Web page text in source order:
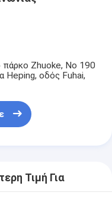
πάρκο Zhuoke, Νο 190
Heping, οδός Fuhai,
Τιμή Για